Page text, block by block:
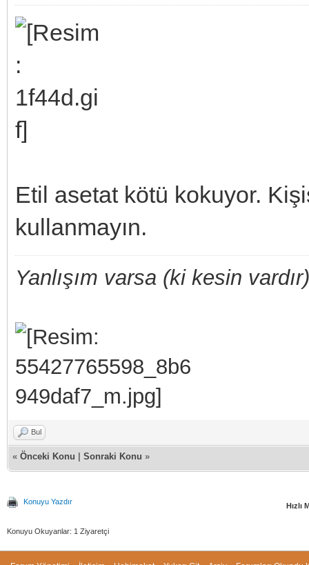
Etil asetat kötü kokuyor.
kullanmayın.
Yanlışım varsa (ki kesin
Bul
« Önceki Konu Sonraki Konu »
Konuyu Yazdır Hızlı
Konuyu Okuyanlar: 1 Ziyaretçi